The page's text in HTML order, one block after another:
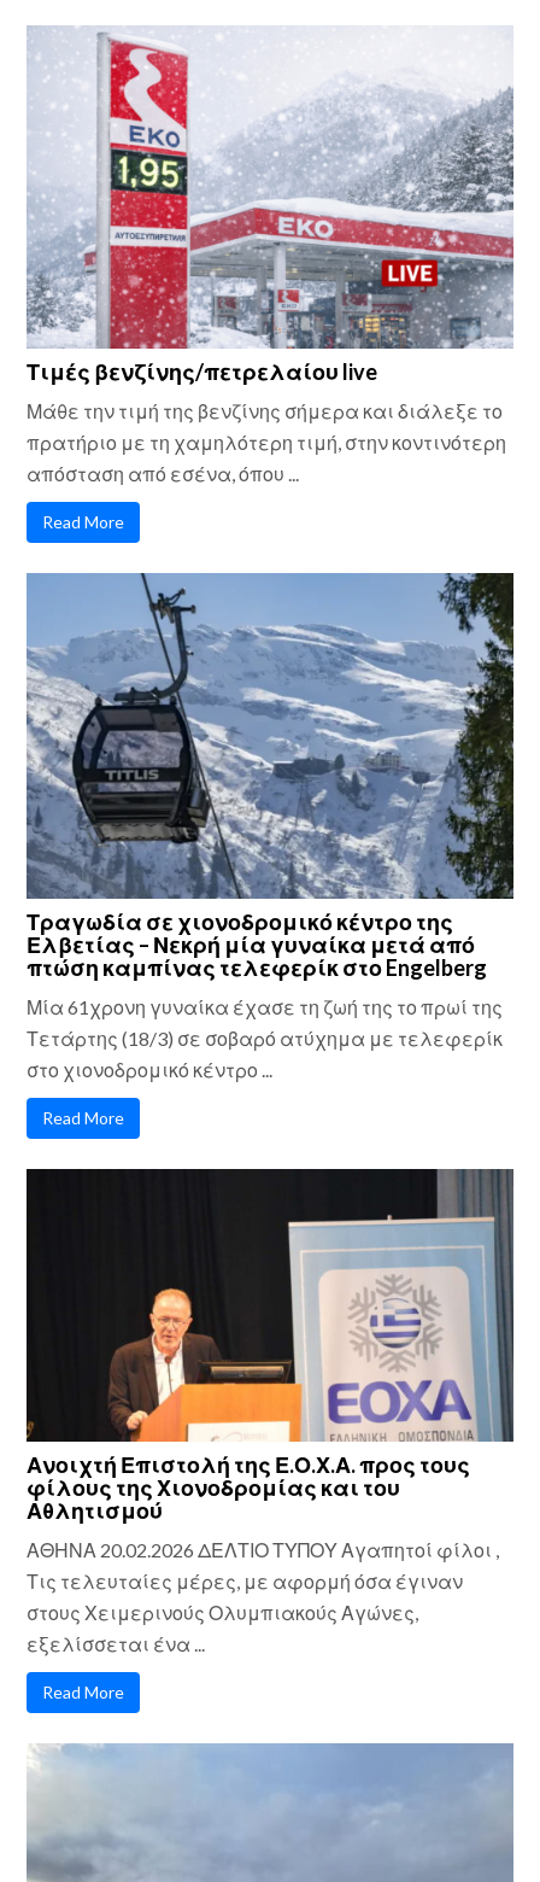
Τιμές βενζίνης/πετρελαίου live
Μάθε την τιμή της βενζίνης σήμερα και διάλεξε το
πρατήριο με τη χαμηλότερη τιμή, στην κοντινότερη
απόσταση από εσένα, όπου ...
Read More
Τραγωδία σε χιονοδρομικό κέντρο της
Ελβετίας – Νεκρή μία γυναίκα μετά από
πτώση καμπίνας τελεφερίκ στο Engelberg
Μία 61χρονη γυναίκα έχασε τη ζωή της το πρωί της
Τετάρτης (18/3) σε σοβαρό ατύχημα με τελεφερίκ
στο χιονοδρομικό κέντρο ...
Read More
Ανοιχτή Επιστολή της Ε.Ο.Χ.Α. προς τους
φίλους της Χιονοδρομίας και του
Αθλητισμού
ΑΘΗΝΑ 20.02.2026 ΔΕΛΤΙΟ ΤΥΠΟΥ Αγαπητοί φίλοι ,
Τις τελευταίες μέρες, με αφορμή όσα έγιναν
στους Χειμερινούς Ολυμπιακούς Αγώνες,
εξελίσσεται ένα ...
Read More